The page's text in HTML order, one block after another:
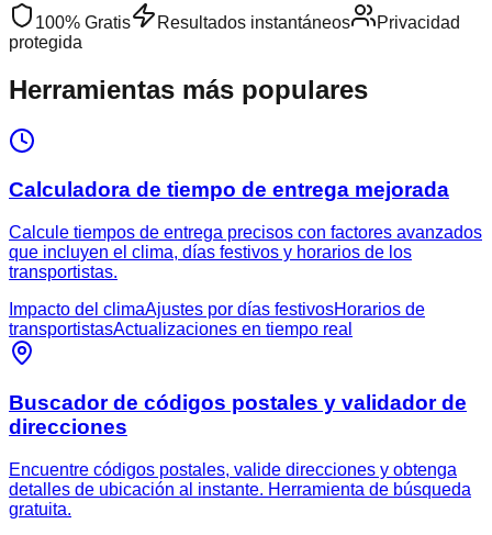
100% Gratis Resultados instantáneos
Privacidad
protegida
Herramientas más populares
Calculadora de tiempo de entrega mejorada
Calcule tiempos de entrega precisos con factores avanzados
que incluyen el clima, días festivos y horarios de los
transportistas.
Impacto del climaAjustes por días festivosHorarios de
transportistasActualizaciones en tiempo real
Buscador de códigos postales y validador de
direcciones
Encuentre códigos postales, valide direcciones y obtenga
detalles de ubicación al instante. Herramienta de búsqueda
gratuita.